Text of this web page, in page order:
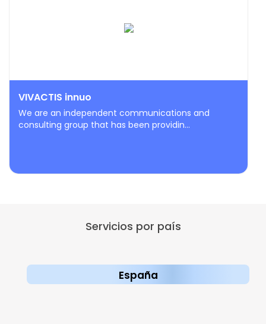
VIVACTIS innuo
We are an independent communications and
consulting group that has been providin...
Servicios por país
España